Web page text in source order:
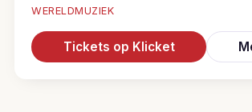
WERELDMUZIEK
Tickets op Klicket